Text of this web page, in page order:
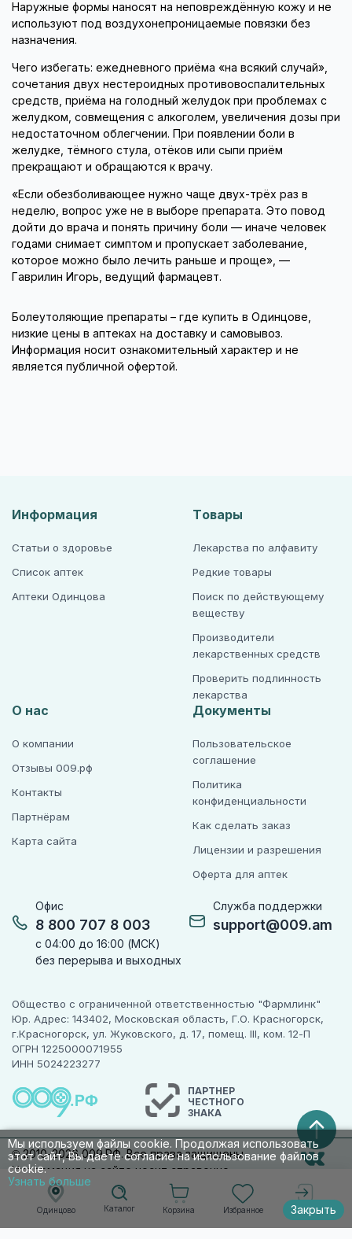
Одинцово Каталог Корзина Избранное Войти
Наружные формы наносят на неповреждённую кожу и не
используют под воздухонепроницаемые повязки без
назначения.
Чего избегать: ежедневного приёма «на всякий случай»,
сочетания двух нестероидных противовоспалительных
средств, приёма на голодный желудок при проблемах с
желудком, совмещения с алкоголем, увеличения дозы при
недостаточном облегчении. При появлении боли в
желудке, тёмного стула, отёков или сыпи приём
прекращают и обращаются к врачу.
«Если обезболивающее нужно чаще двух-трёх раз в
неделю, вопрос уже не в выборе препарата. Это повод
дойти до врача и понять причину боли — иначе человек
годами снимает симптом и пропускает заболевание,
которое можно было лечить раньше и проще», —
Гаврилин Игорь, ведущий фармацевт.
Болеутоляющие препараты – где купить в Одинцове,
низкие цены в аптеках на доставку и самовывоз.
Информация носит ознакомительный характер и не
является публичной офертой.
Мы используем файлы cookie. Продолжая использовать
этот сайт, Вы даете согласие на использование файлов
cookie.
Узнать больше
Закрыть
Офис
8 800 707 8 003
с 04:00 до 16:00 (МСК)
без перерыва и выходных
Служба поддержки
support@009.am
Информация
Статьи о здоровье
Список аптек
Аптеки Одинцова
Товары
Лекарства по алфавиту
Редкие товары
Поиск по действующему
веществу
Производители
лекарственных средств
Проверить подлинность
лекарства
О нас
О компании
Отзывы 009.рф
Контакты
Партнёрам
Карта сайта
Документы
Пользовательское
соглашение
Политика
конфиденциальности
Как сделать заказ
Лицензии и разрешения
Оферта для аптек
Общество с ограниченной ответственностью "Фармлинк"
Юр. Адрес: 143402, Московская область, Г.О. Красногорск,
г.Красногорск, ул. Жуковского, д. 17, помещ. III, ком. 12-П
ОГРН 1225000071955
ИНН 5024223277
ПАРТНЕР
ЧЕСТНОГО
ЗНАКА
© 2010-2026 009.РФ. Все права защищены
Информация на сайте носит справочно-
информационный характер и не является
публичной офертой п. 2 ст. 437 ГК РФ